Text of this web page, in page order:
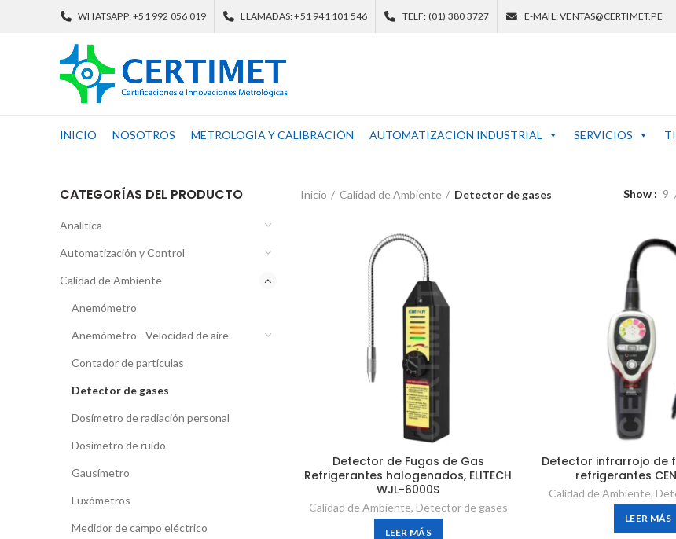
WHATSAPP: +51 992 056 019 LLAMADAS: +51 941 101 546 TELF: (01) 380 3727 E-MAIL: VENTAS@CERTIMET.PE
INICIO NOSOTROS METROLOGÍA Y CALIBRACIÓN AUTOMATIZACIÓN INDUSTRIAL SERVICIOS
CATEGORÍAS DEL PRODUCTO
Analítica
Automatización y Control
Calidad de Ambiente
Anemómetro
Anemómetro - Velocidad de aire
Contador de partículas
Detector de gases
Dosímetro de radiación personal
Dosímetro de ruido
Gausímetro
Luxómetros
Medidor de campo eléctrico
Inicio Calidad de Ambiente Detector de gases Show 9
Detector de Fugas de Gas
Refrigerantes halogenados, ELITECH
WJL-6000S
Calidad de Ambiente, Detector de gases
LEER MÁS
Detector infrarrojo de
refrigerantes
Calidad de Ambiente,
LEER MÁS